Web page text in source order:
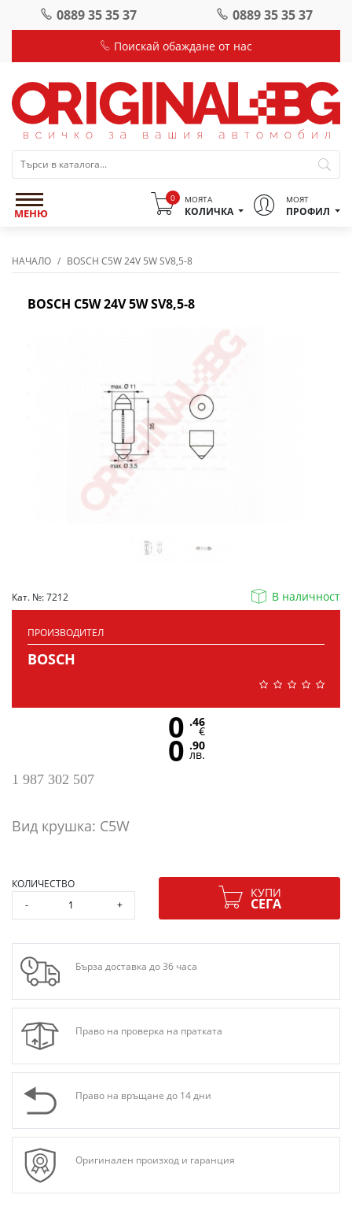
0889 35 35 37 0889 35 35 37
Поискай обаждане от нас
МЕНЮ
0 МОЯТА
КОЛИЧКА
МОЯТ
ПРОФИЛ
НАЧАЛО BOSCH C5W 24V 5W SV8,5-8
BOSCH C5W 24V 5W SV8,5-8
Кат. №: 7212 В наличност
ПРОИЗВОДИТЕЛ
BOSCH
1 987 302 507
Вид крушка: C5W
0 .46
€
0 .90
лв.
КОЛИЧЕСТВО
-
+
КУПИ
СЕГА
Бърза доставка до 36 часа
Право на проверка на пратката
Право на връщане до 14 дни
Оригинален произход и гаранция